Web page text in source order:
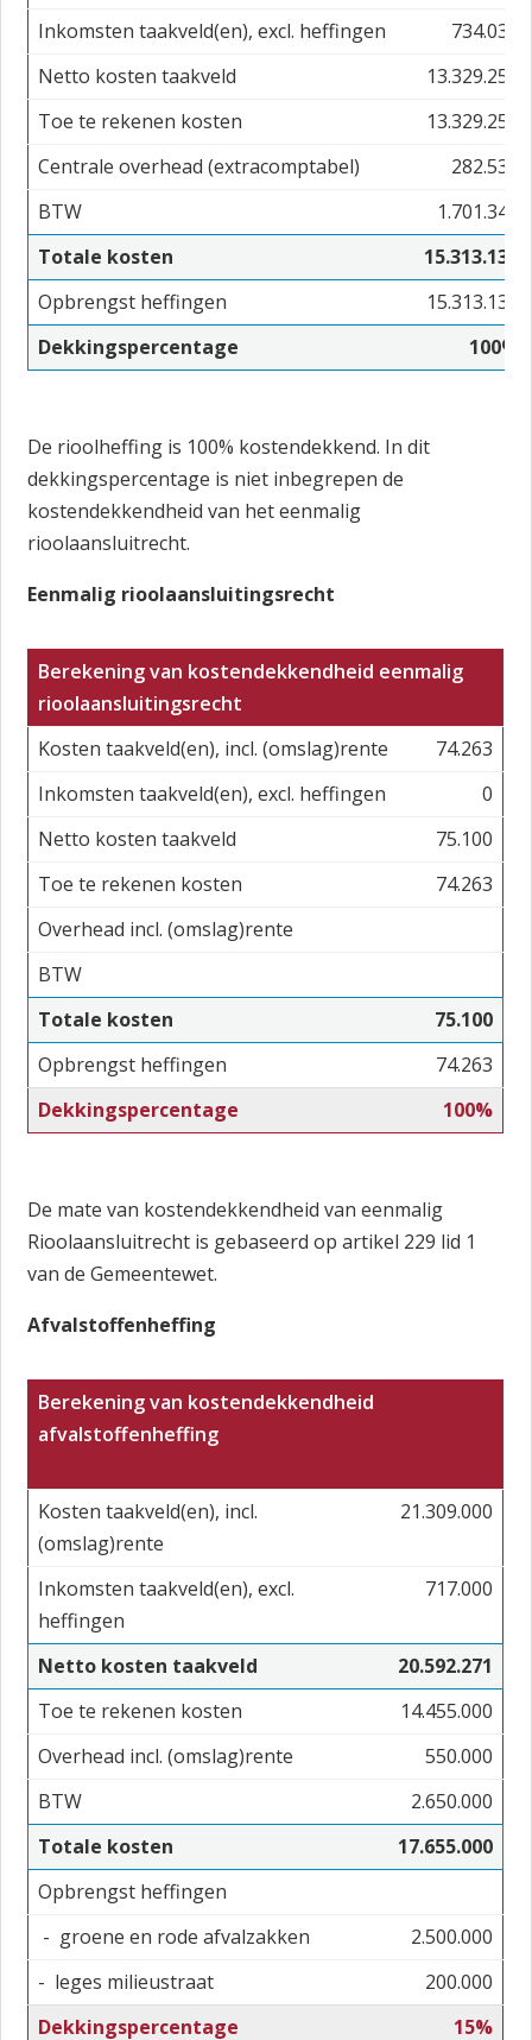
Inkomsten taakveld(en), excl. heffingen
734.031
Netto kosten taakveld
13.329.259
Toe te rekenen kosten
13.329.259
Centrale overhead (extracomptabel)
282.531
BTW
1.701.348
Totale kosten
15.313.138
Opbrengst heffingen
15.313.138
Dekkingspercentage
100%
De rioolheffing is 100% kostendekkend. In dit
dekkingspercentage is niet inbegrepen de
kostendekkendheid van het eenmalig
rioolaansluitrecht.
Eenmalig rioolaansluitingsrecht
Berekening van kostendekkendheid eenmalig
rioolaansluitingsrecht
Kosten taakveld(en), incl. (omslag)rente
74.263
Inkomsten taakveld(en), excl. heffingen
0
Netto kosten taakveld
75.100
Toe te rekenen kosten
74.263
Overhead incl. (omslag)rente
BTW
Totale kosten
75.100
Opbrengst heffingen
74.263
Dekkingspercentage
100%
De mate van kostendekkendheid van eenmalig
Rioolaansluitrecht is gebaseerd op artikel 229 lid 1
van de Gemeentewet.
Afvalstoffenheffing
Berekening van kostendekkendheid
afvalstoffenheffing
Kosten taakveld(en), incl.
(omslag)rente
21.309.000
Inkomsten taakveld(en), excl.
heffingen
717.000
Netto kosten taakveld
20.592.271
Toe te rekenen kosten
14.455.000
Overhead incl. (omslag)rente
550.000
BTW
2.650.000
Totale kosten
17.655.000
Opbrengst heffingen
- groene en rode afvalzakken
2.500.000
- leges milieustraat
200.000
Dekkingspercentage
15%